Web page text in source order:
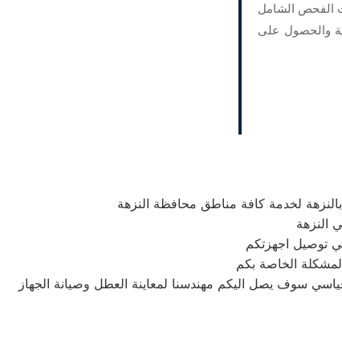
الفحص الشامل
والحصول على
لخدمة كافة مناطق محافظة النزهة
النزهة
الخاصة بكم